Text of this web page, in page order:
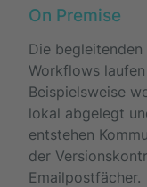
On Premise
Die
Workflows
Beispielsweise
lokal abgelegt
entstehen
der
Emailpostfächer.